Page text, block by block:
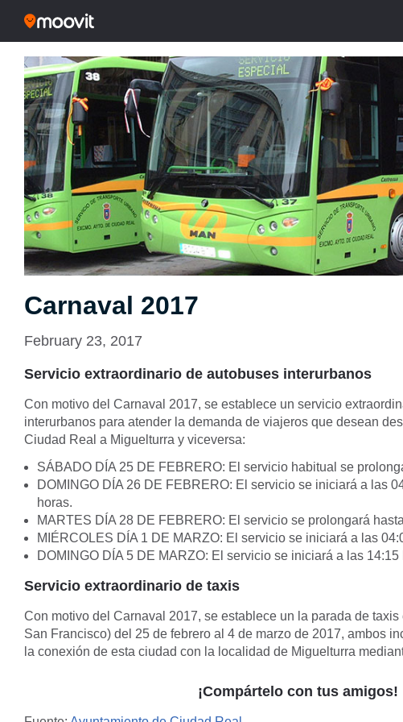
Carnaval 2017
February 23, 2017
Servicio extraordinario de autobuses interurbanos
Con motivo del Carnaval 2017, se establece un servicio
interurbanos para atender la demanda de viajeros que desean
Ciudad Real a Miguelturra y viceversa:
SÁBADO DÍA 25 DE FEBRERO: El servicio habitual se
DOMINGO DÍA 26 DE FEBRERO: El servicio se iniciará a las
horas.
MARTES DÍA 28 DE FEBRERO: El servicio se prolongará
MIÉRCOLES DÍA 1 DE MARZO: El servicio se iniciará a las
DOMINGO DÍA 5 DE MARZO: El servicio se iniciará a las
Servicio extraordinario de taxis
Con motivo del Carnaval 2017, se establece un la parada de
San Francisco) del 25 de febrero al 4 de marzo de 2017, ambos
la conexión de esta ciudad con la localidad de Miguelturra
¡Compártelo con tus amigos!